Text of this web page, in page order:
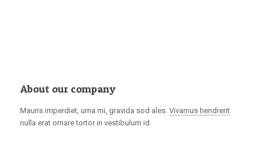
About our company
Mauris imperdiet, urna mi, gravida sod ales. Vivamus hendrerit
nulla erat ornare tortor in vestibulum id.